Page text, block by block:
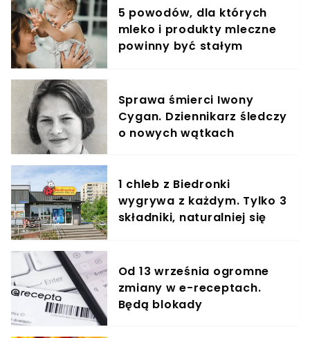
5 powodów, dla których
mleko i produkty mleczne
powinny być stałym
Sprawa śmierci Iwony
Cygan. Dziennikarz śledczy
o nowych wątkach
1 chleb z Biedronki
wygrywa z każdym. Tylko 3
składniki, naturalniej się
Od 13 września ogromne
zmiany w e-receptach.
Będą blokady